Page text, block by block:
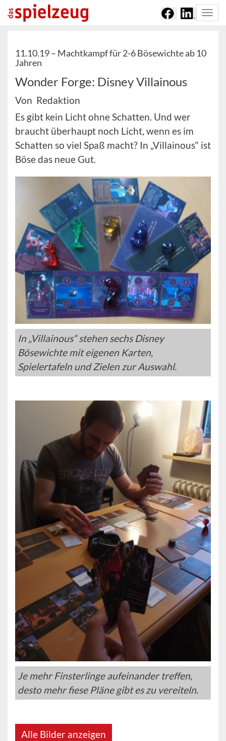
11.10.19 – Machtkampf für 2-6 Bösewichte ab 10
Jahren
Wonder Forge: Disney Villainous
Von Redaktion
Es gibt kein Licht ohne Schatten. Und wer
braucht überhaupt noch Licht, wenn es im
Schatten so viel Spaß macht? In „Villainous“ ist
Böse das neue Gut.
In „Villainous“ stehen sechs Disney
Bösewichte mit eigenen Karten,
Spielertafeln und Zielen zur Auswahl.
Je mehr Finsterlinge aufeinander treffen,
desto mehr fiese Pläne gibt es zu vereiteln.
Alle Bilder anzeigen